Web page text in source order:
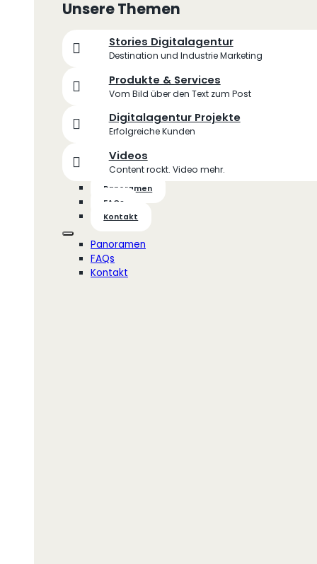
Unsere Themen
Stories Digitalagentur
Destination und Industrie Marketing
Produkte & Services
Vom Bild über den Text zum Post
Digitalagentur Projekte
Erfolgreiche Kunden
Videos
Content rockt. Video mehr.
Panoramen
FAQs
Kontakt
Panoramen
FAQs
Kontakt